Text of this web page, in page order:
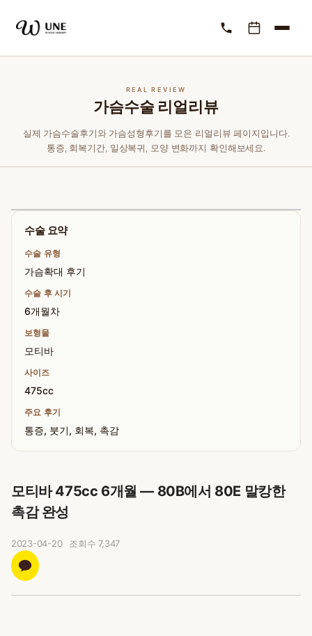
REAL REVIEW
가슴수술 리얼리뷰
실제 가슴수술후기와 가슴성형후기를 모은 리얼리뷰 페이지입니다.
통증, 회복기간, 일상복귀, 모양 변화까지 확인해보세요.
수술 요약
수술 유형
가슴확대 후기
수술 후 시기
6개월차
보형물
모티바
사이즈
475cc
주요 후기
통증, 붓기, 회복, 촉감
모티바 475cc 6개월 — 80B에서 80E 말캉한
촉감 완성
2023-04-20 조회수 7,347